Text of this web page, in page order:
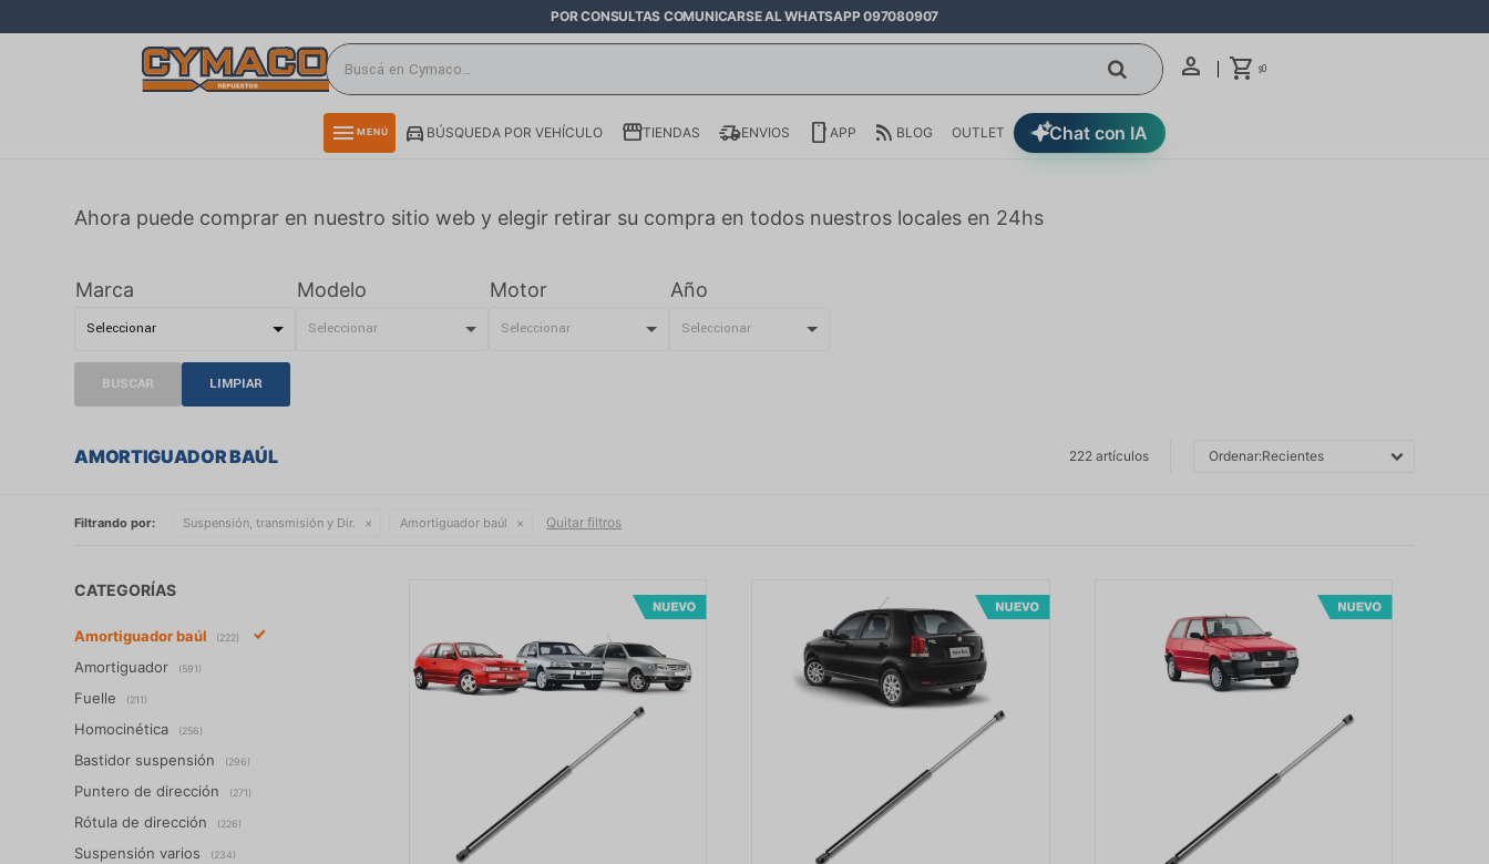
POR CONSULTAS COMUNICARSE AL WHATSAPP 097080907
$0
menu MENÚ Chat con IA
BÚSQUEDA POR VEHÍCULO TIENDAS ENVIOS APP BLOG OUTLET
Ahora puede comprar en nuestro sitio web y elegir retirar su compra en todos nuestros locales en 24hs
Marca Modelo Motor Año
BUSCAR LIMPIAR
AMORTIGUADOR BAÚL 222 artículos Recientes
Filtrando por: Suspensión, transmisión y Dir. Amortiguador baúl Quitar filtros
CATEGORÍAS
Amortiguador baúl (222)
Amortiguador (591)
Fuelle (211)
Homocinética (256)
Bastidor suspensión (296)
Puntero de dirección (271)
Rótula de dirección (226)
Suspensión varios (234)
close
directions_car
smartphone